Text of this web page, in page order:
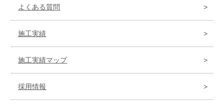
よくある質問
施工実績
施工実績マップ
採用情報